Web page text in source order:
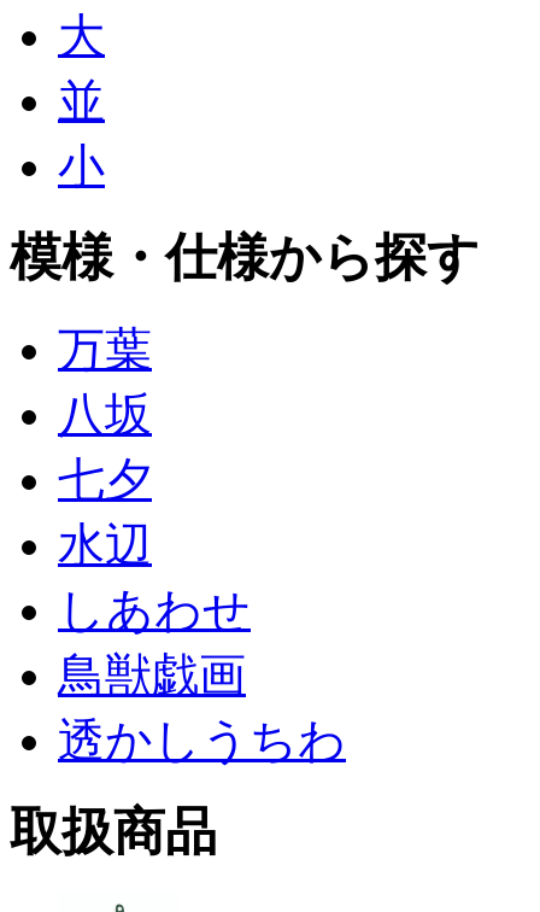
大
並
小
模様・仕様から探す
万葉
八坂
七夕
水辺
しあわせ
鳥獣戯画
透かしうちわ
取扱商品